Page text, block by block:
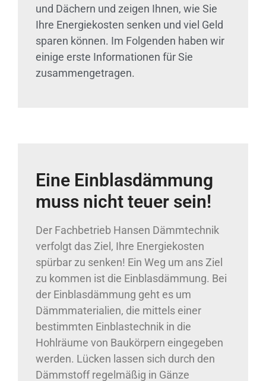
und Dächern und zeigen Ihnen, wie Sie
Ihre Energiekosten senken und viel Geld
sparen können. Im Folgenden haben wir
einige erste Informationen für Sie
zusammengetragen.
Eine Einblasdämmung
muss nicht teuer sein!
Der Fachbetrieb Hansen Dämmtechnik
verfolgt das Ziel, Ihre Energiekosten
spürbar zu senken! Ein Weg um ans Ziel
zu kommen ist die Einblasdämmung. Bei
der Einblasdämmung geht es um
Dämmmaterialien, die mittels einer
bestimmten Einblastechnik in die
Hohlräume von Baukörpern eingegeben
werden. Lücken lassen sich durch den
Dämmstoff regelmäßig in Gänze